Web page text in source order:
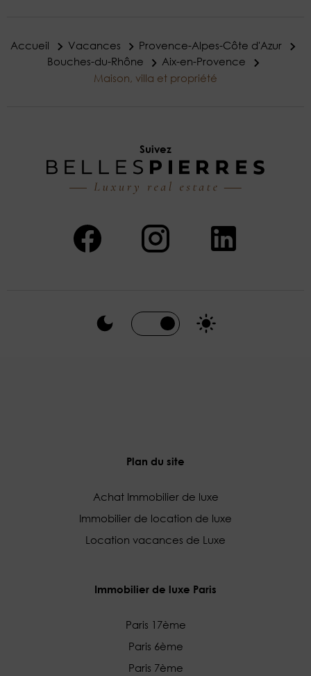
Accueil Vacances
Provence-Alpes-Côte d'Azur
Bouches-du-Rhône
Aix-en-Provence
Maison, villa et propriété
Suivez
Plan du site
Achat Immobilier de luxe
Immobilier de location de luxe
Location vacances de Luxe
Immobilier de luxe Paris
Paris 17ème
Paris 6ème
Paris 7ème